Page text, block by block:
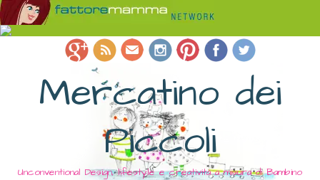
Mercatino dei
Piccoli
Unconventional Design, lifestyle e creatività a misura di Bambino